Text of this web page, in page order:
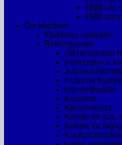
1989 vår,
1988
Om klubben
Klubbens vedtekter
Retningslinjer
Administrative
Internasjonal
Historisk Komitè
Internettkomitè
Kasserer
Kjellermester
Komité for kos,
Komite for